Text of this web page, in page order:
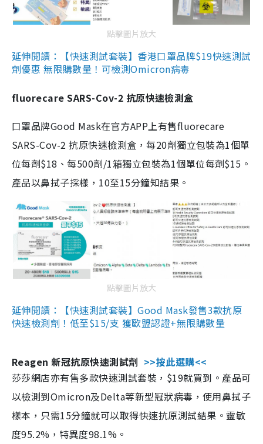
點擊圖片放大
延伸閱讀：【快速測試套裝】香港口罩品牌$19快速測試
劑優惠 無限購數量！可檢測Omicron病毒
fluorecare SARS-Cov-2 抗原快速檢測盒
口罩品牌Good Mask在官方APP上有售fluorecare
SARS-Cov-2 抗原快速檢測盒，每20劑獨立包裝為1個單
位每劑$18、每500劑/1箱獨立包裝為1個單位每劑$15。
產品以鼻拭子採樣，10至15分鐘知結果。
點擊圖片放大
延伸閱讀：【快速測試套裝】Good Mask發售3款抗原
快速檢測劑！低至$15/支 獲歐盟認證+無限購數量
Reagen 新冠抗原快速測試劑 >>按此選購<<
莎莎網店亦有售多款快速測試套裝，$19就買到。產品可
以檢測到Omicron及Delta等新型冠狀病毒，使用鼻拭子
樣本，只需15分鐘就可以取得快速抗原測試結果。靈敏
度95.2%，特異度98.1%。